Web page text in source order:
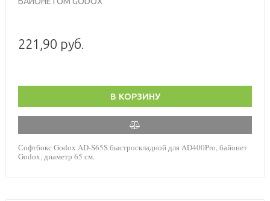
221,90 руб.
В КОРЗИНУ
Софтбокс Godox AD-S65S быстроскладной для AD400Pro, байонет
Godox, диаметр 65 см.